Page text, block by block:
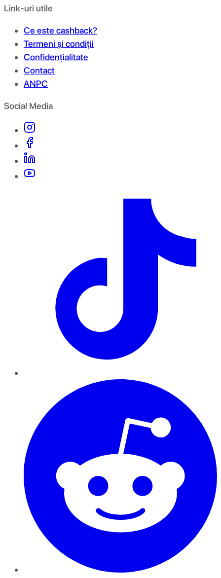
Link-uri utile
Ce este cashback?
Termeni și condiții
Confidențialitate
Contact
ANPC
Social Media